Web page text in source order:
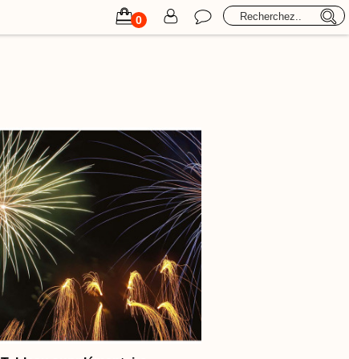
0
Retraite aux flambeaux Formations Professionnels